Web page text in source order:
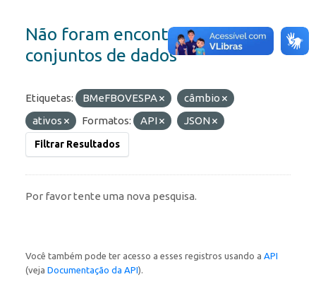
Não foram encontrados
conjuntos de dados
Etiquetas: BMeFBOVESPA
câmbio
ativos
Formatos: API JSON
Filtrar Resultados
Por favor tente uma nova pesquisa.
Você também pode ter acesso a esses registros usando a API
(veja Documentação da API).